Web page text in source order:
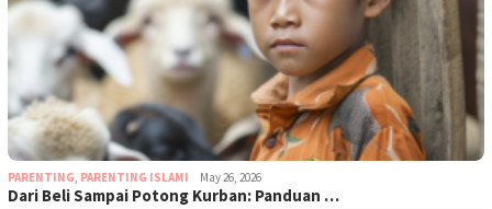
PARENTING PARENTING ISLAMI May 26, 2026
Dari Beli Sampai Potong Kurban: Panduan …